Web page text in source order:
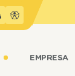
EMPRESA